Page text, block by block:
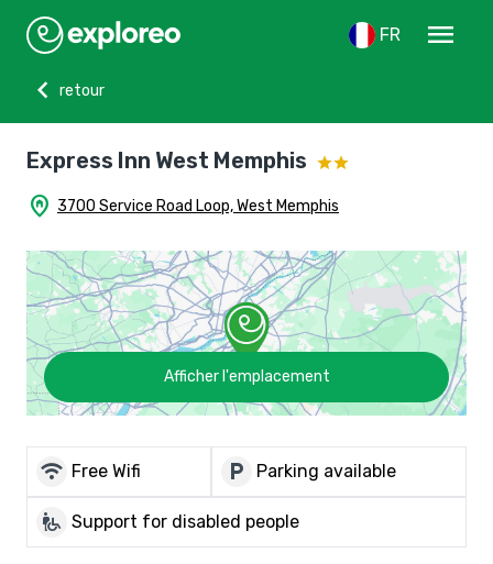
FR
menu
chevron_left
retour
Express Inn West Memphis
home_pin 3700 Service Road Loop, West Memphis
Afficher l'emplacement
wifi Free Wifi local_parking Parking available
wheelchair_pickup Support for disabled people